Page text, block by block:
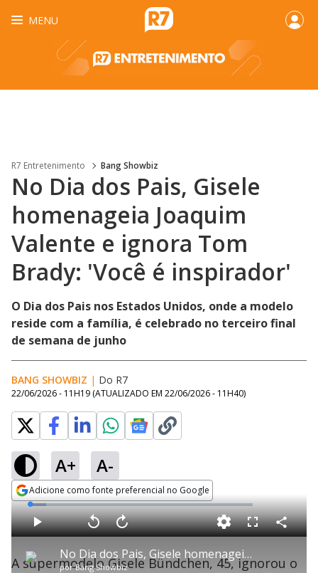
MENU
R7 Entretenimento Bang Showbiz
No Dia dos Pais, Gisele
homenageia Joaquim
Valente e ignora Tom
Brady: 'Você é inspirador'
O Dia dos Pais nos Estados Unidos, onde a modelo
reside com a família, é celebrado no terceiro final
de semana de junho
BANG SHOWBIZ | Do R7
22/06/2026 - 11H19 (ATUALIZADO EM 22/06/2026 - 11H40)
A+ A-
Adicione como fonte preferencial no Google
Opens in new window
P No Dia dos Pais, Gisele homenageia Joaquim Valente e ignora Tom Brady: 'Você é inspirador'
porBang Showbiz
P V
t
a
r
A
n
ç
a
L
o
a
d
e
.
4
F
s
c
C
o
a
r
A supermodelo Gisele Bündchen, 45, ignorou o